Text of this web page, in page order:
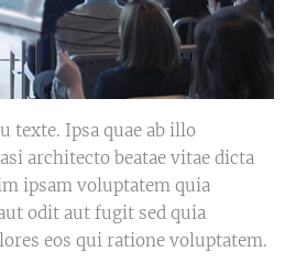
texte. Ipsa quae ab illo
architecto beatae vitae dicta
ipsam voluptatem quia
odit aut fugit sed quia
eos qui ratione voluptatem.